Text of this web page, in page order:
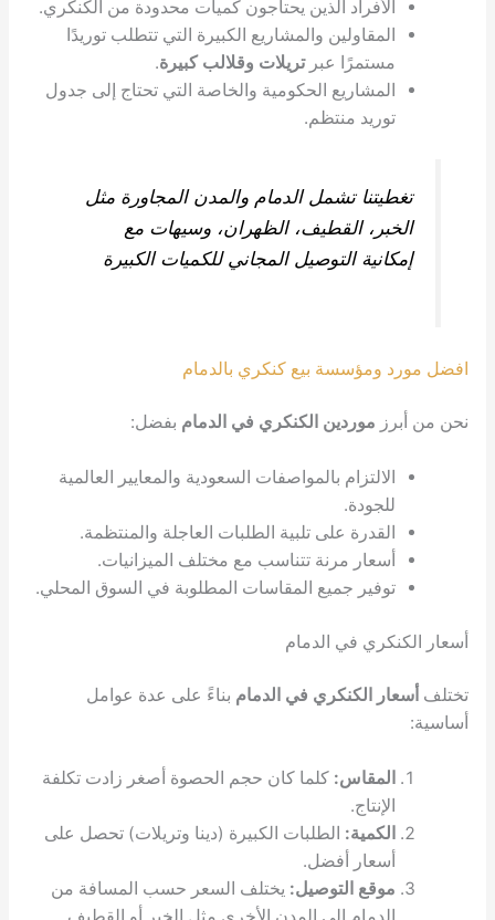
الذين يحتاجون كميات محدودة من الكنكري.
والمشاريع الكبيرة التي تتطلب توريدًا
تريلات وقلالب كبيرة.
الحكومية والخاصة التي تحتاج إلى جدول
تشمل الدمام والمدن المجاورة مثل
القطيف، الظهران، وسيهات مع
التوصيل المجاني للكميات الكبيرة
بيع كنكري بالدمام
موردين الكنكري في الدمامبفضل:
بالمواصفات السعودية والمعايير العالمية
على تلبية الطلبات العاجلة والمنتظمة.
مرنة تتناسب مع مختلف الميزانيات.
جميع المقاسات المطلوبة في السوق المحلي.
في الدمام
الكنكري في الدمامبناءً على عدة عوامل
كلما كان حجم الحصوة أصغر زادت تكلفة
الطلبات الكبيرة (دينا وتريلات) تحصل على
التوصيل: يختلف السعر حسب المسافة من
إلى المدن الأخرى مثل الخبر أو القطيف.